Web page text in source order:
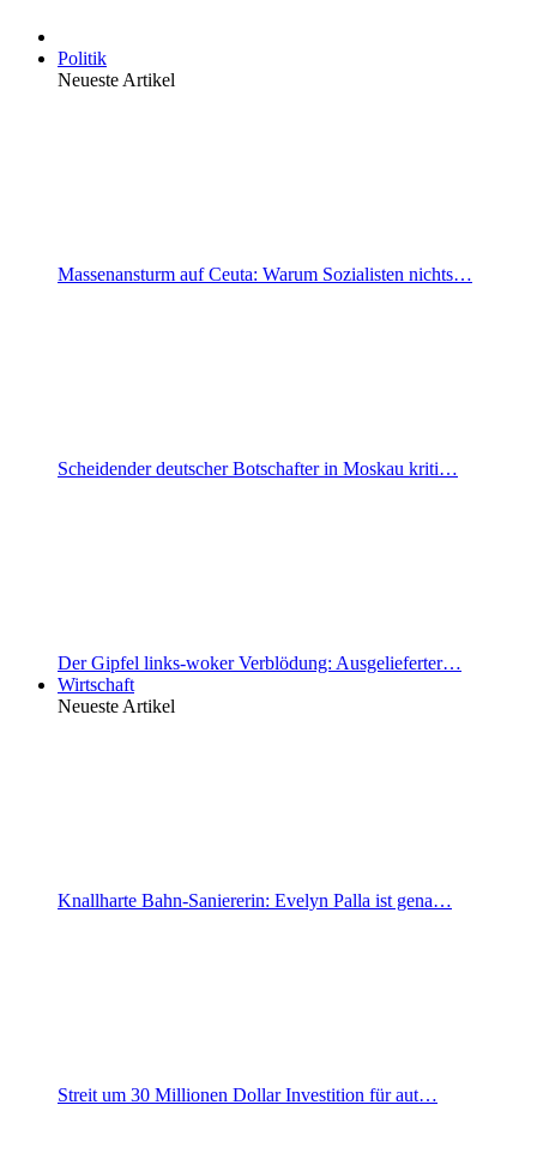
Politik
Neueste Artikel
Massenansturm auf Ceuta: Warum Sozialisten nichts…
Scheidender deutscher Botschafter in Moskau kriti…
Der Gipfel links-woker Verblödung: Ausgelieferter…
Wirtschaft
Neueste Artikel
Knallharte Bahn-Saniererin: Evelyn Palla ist gena…
Streit um 30 Millionen Dollar Investition für aut…